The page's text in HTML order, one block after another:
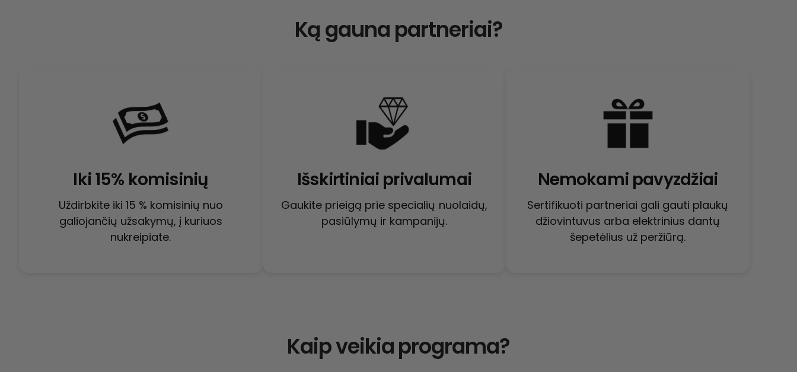
Ką gauna partneriai?
Iki 15% komisinių
Uždirbkite iki 15 % komisinių nuo
galiojančių užsakymų, į kuriuos
nukreipiate.
Išskirtiniai privalumai
Gaukite prieigą prie specialių nuolaidų,
pasiūlymų ir kampanijų.
Nemokami pavyzdžiai
Sertifikuoti partneriai gali gauti plaukų
džiovintuvus arba elektrinius dantų
šepetėlius už peržiūrą.
Kaip veikia programa?